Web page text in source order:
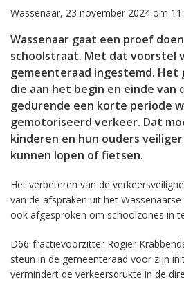
Wassenaar, 23 november 2024 om
Wassenaar gaat een proef
schoolstraat. Met dat voorstel
gemeenteraad ingestemd. Het
die aan het begin en einde van
gedurende een korte periode
gemotoriseerd verkeer. Dat
kinderen en hun ouders
kunnen lopen of fietsen.
Het verbeteren van de
van de afspraken uit het
ook afgesproken om schoolzones in
D66-fractievoorzitter Rogier
steun in de gemeenteraad voor zijn
vermindert de verkeersdrukte in de